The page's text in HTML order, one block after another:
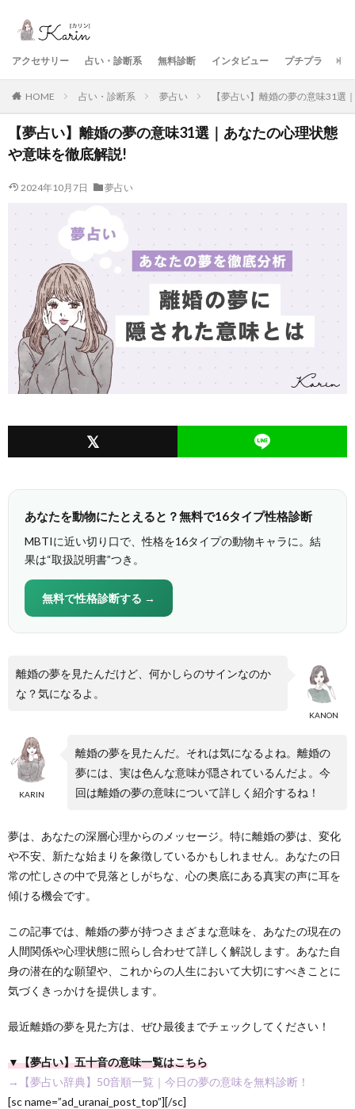
アクセサリー 占い・診断系 無料診断 インタビュー プチプラ 美
HOME 占い・診断系 夢占い 【夢占い】離婚の夢の意味31選
【夢占い】離婚の夢の意味31選｜あなたの心理状態
や意味を徹底解説!
2024年10月7日 夢占い
あなたを動物にたとえると？無料で16タイプ性格診断
MBTIに近い切り口で、性格を16タイプの動物キャラに。結
果は“取扱説明書”つき。
無料で性格診断する →
KANON
離婚の夢を見たんだけど、何かしらのサインなのか
な？気になるよ。
KARIN
離婚の夢を見たんだ。それは気になるよね。離婚の
夢には、実は色んな意味が隠されているんだよ。今
回は離婚の夢の意味について詳しく紹介するね！
夢は、あなたの深層心理からのメッセージ。特に離婚の夢は、変化
や不安、新たな始まりを象徴しているかもしれません。あなたの日
常の忙しさの中で見落としがちな、心の奥底にある真実の声に耳を
傾ける機会です。
この記事では、離婚の夢が持つさまざまな意味を、あなたの現在の
人間関係や心理状態に照らし合わせて詳しく解説します。あなた自
身の潜在的な願望や、これからの人生において大切にすべきことに
気づくきっかけを提供します。
最近離婚の夢を見た方は、ぜひ最後までチェックしてください！
▼【夢占い】五十音の意味一覧はこちら
→【夢占い辞典】50音順一覧｜今日の夢の意味を無料診断！
[sc name=”ad_uranai_post_top”][/sc]